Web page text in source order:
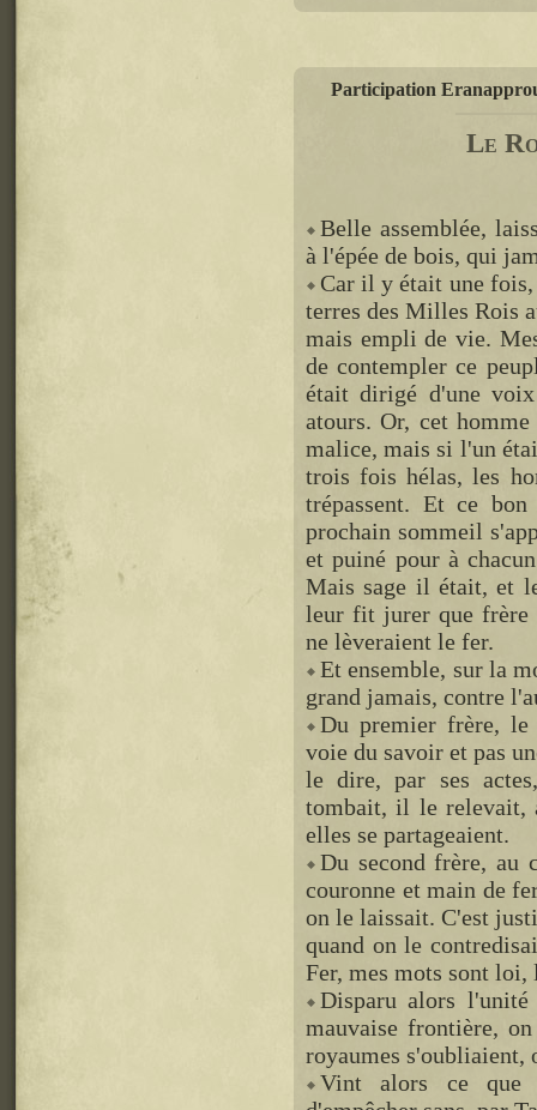
Participation
Le
Belle assemblée,
à l'épée de bois, qui
Car il y était une
terres des Milles Rois
mais empli de vie.
de contempler ce
était dirigé d'une
atours. Or, cet
malice, mais si l'un
trois fois hélas, les
trépassent. Et ce
prochain sommeil
et puiné pour à
Mais sage il était, et
leur fit jurer que frère
ne lèveraient le fer.
Et ensemble, sur la
grand jamais, contre
Du premier frère,
voie du savoir et pas
le dire, par ses
tombait, il le relevait,
elles se partageaient.
Du second frère, au
couronne et main de
on le laissait. C'est
quand on le
Fer, mes mots sont loi,
Disparu alors
mauvaise frontière,
royaumes s'oubliaient,
Vint alors ce que